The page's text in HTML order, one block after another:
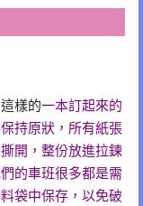
樣的一本訂起來的
持原狀，所有紙張
開，整份放進拉鍊
的車班很多都是需
袋中保存，以免破